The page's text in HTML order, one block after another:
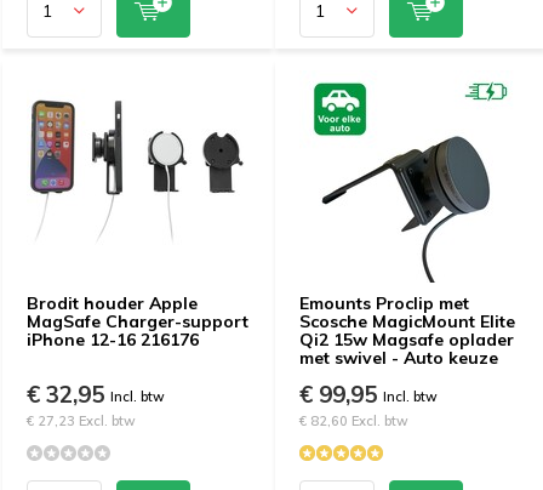
Brodit houder Apple
MagSafe Charger-support
iPhone 12-16 216176
€ 32,95 Incl. btw
€ 27,23 Excl. btw
Emounts Proclip met
Scosche MagicMount Elite
Qi2 15w Magsafe oplader
met swivel - Auto keuze
€ 99,95 Incl. btw
€ 82,60 Excl. btw